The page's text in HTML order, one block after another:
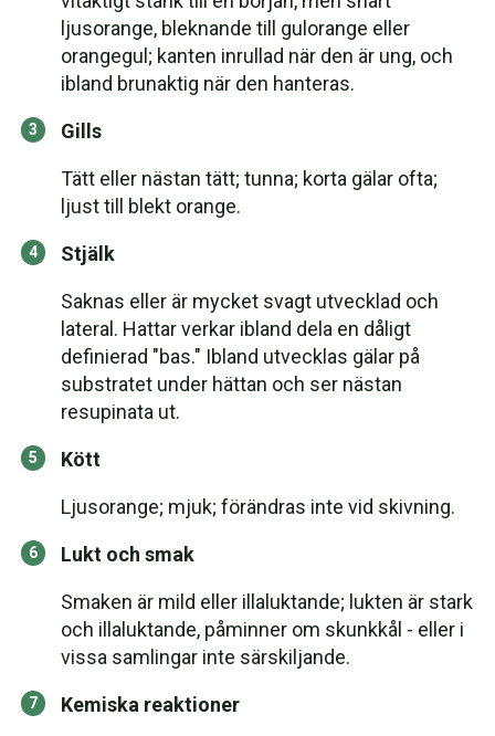
ljusorange, bleknande till gulorange eller
orangegul; kanten inrullad när den är ung, och
ibland brunaktig när den hanteras.
Gills
Tätt eller nästan tätt; tunna; korta gälar ofta;
ljust till blekt orange.
Stjälk
Saknas eller är mycket svagt utvecklad och
lateral. Hattar verkar ibland dela en dåligt
definierad "bas." Ibland utvecklas gälar på
substratet under hättan och ser nästan
resupinata ut.
Kött
Ljusorange; mjuk; förändras inte vid skivning.
Lukt och smak
Smaken är mild eller illaluktande; lukten är stark
och illaluktande, påminner om skunkkål - eller i
vissa samlingar inte särskiljande.
Kemiska reaktioner